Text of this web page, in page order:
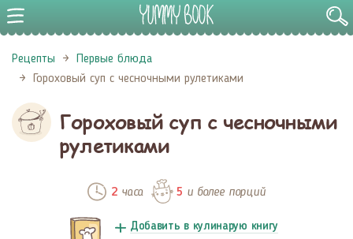
Рецепты
Первые блюда
Гороховый суп с чесночными рулетиками
Гороховый суп с чесночными
рулетиками
2 часа 5 и более порций
Добавить в кулинарую книгу